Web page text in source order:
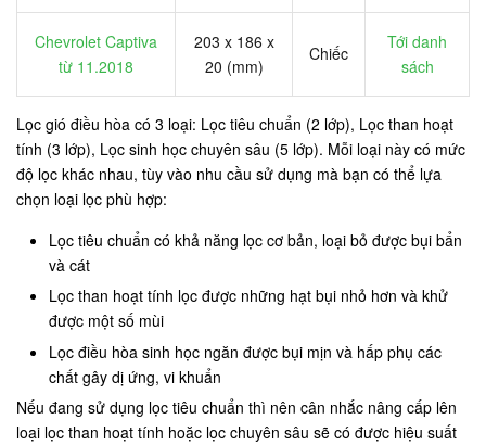
Chevrolet Captiva
từ 11.2018
203 x 186 x
20 (mm)
Chiếc
Tới danh
sách
Lọc gió điều hòa có 3 loại: Lọc tiêu chuẩn (2 lớp), Lọc than hoạt
tính (3 lớp), Lọc sinh học chuyên sâu (5 lớp). Mỗi loại này có mức
độ lọc khác nhau, tùy vào nhu cầu sử dụng mà bạn có thể lựa
chọn loại lọc phù hợp:
Lọc tiêu chuẩn có khả năng lọc cơ bản, loại bỏ được bụi bẩn
và cát
Lọc than hoạt tính lọc được những hạt bụi nhỏ hơn và khử
được một số mùi
Lọc điều hòa sinh học ngăn được bụi mịn và hấp phụ các
chất gây dị ứng, vi khuẩn
Nếu đang sử dụng lọc tiêu chuẩn thì nên cân nhắc nâng cấp lên
loại lọc than hoạt tính hoặc lọc chuyên sâu sẽ có được hiệu suất